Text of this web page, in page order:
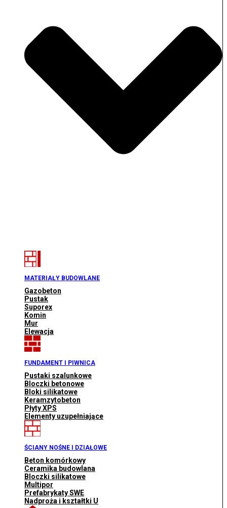
MATERIAŁY BUDOWLANE
Gazobeton
Pustak
Suporex
Komin
Mur
Elewacja
FUNDAMENT I PIWNICA
Pustaki szalunkowe
Bloczki betonowe
Bloki silikatowe
Keramzytobeton
Płyty XPS
Elementy uzupełniające
ŚCIANY NOŚNE I DZIAŁOWE
Beton komórkowy
Ceramika budowlana
Bloczki silikatowe
Multipor
Prefabrykaty SWE
Nadproża i kształtki U